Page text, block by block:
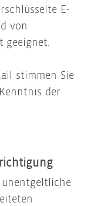
E-
von
geeignet.
stimmen Sie
der
unentgeltliche